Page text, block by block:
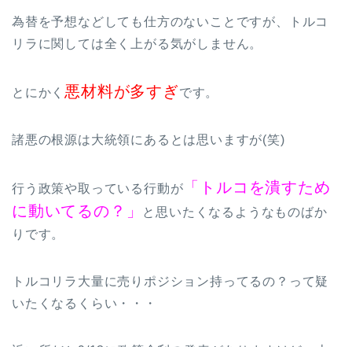
為替を予想などしても仕方のないことですが、トルコ
リラに関しては全く上がる気がしません。
とにかく 悪材料が多すぎです。
諸悪の根源は大統領にあるとは思いますが(笑)
行う政策や取っている行動が
「トルコを潰すため
に動いてるの？」
と思いたくなるようなものばか
りです。
トルコリラ大量に売りポジション持ってるの？って疑
いたくなるくらい・・・